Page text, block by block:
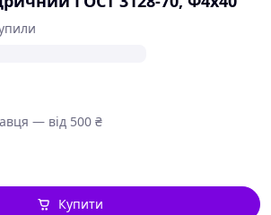
— від 500 ₴
Купити